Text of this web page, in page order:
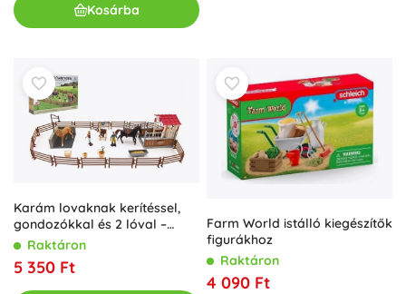
Kosárba
Karám lovaknak kerítéssel,
gondozókkal és 2 lóval –
műanyag készlet
Raktáron
5 350 Ft
Farm World istálló kiegészítők
figurákhoz
Raktáron
4 090 Ft